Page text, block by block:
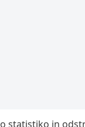
statistiko in